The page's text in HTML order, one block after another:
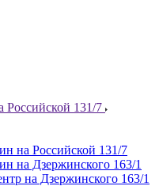
Российской 131/7
на Российской 131/7
на Дзержинского 163/1
на Дзержинского 163/1